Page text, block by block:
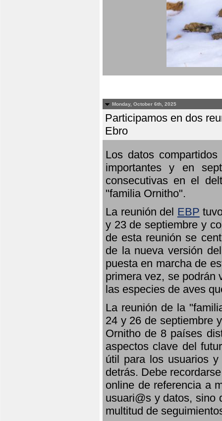
Monday, October 6th, 2025
Participamos en dos
Ebro
Los datos
importantes y en
consecutivas en el
"familia Ornitho".
La reunión del EBP
y 23 de septiembre y
de esta reunión se
de la nueva versión
puesta en marcha de
primera vez, se podrán
las especies de aves
La reunión de la
24 y 26 de septiembre
Ornitho de 8 países
aspectos clave del
útil para los usuarios
detrás. Debe
online de referencia a
usuari@s y datos, sino
multitud de